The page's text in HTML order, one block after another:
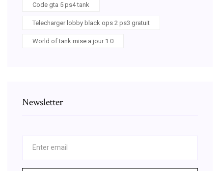
Code gta 5 ps4 tank
Telecharger lobby black ops 2 ps3 gratuit
World of tank mise a jour 1.0
Newsletter